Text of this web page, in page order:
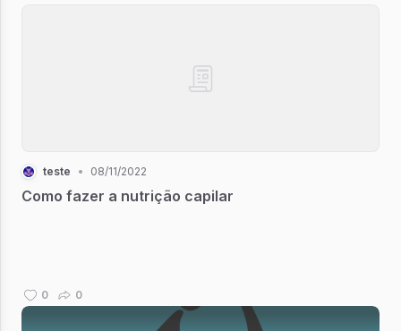
teste • 08/11/2022
Como fazer a nutrição capilar
0 0